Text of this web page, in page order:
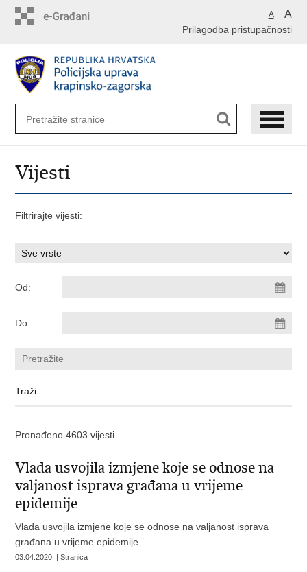
A A
Prilagodba pristupačnosti
Vijesti
Filtrirajte vijesti:
Od:
Do:
Pronađeno 4603 vijesti.
Vlada usvojila izmjene koje se odnose na
valjanost isprava građana u vrijeme
epidemije
Vlada usvojila izmjene koje se odnose na valjanost isprava
građana u vrijeme epidemije
03.04.2020. | Stranica